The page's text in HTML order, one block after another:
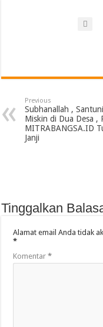
Previous
Subhanallah ,
Miskin di Dua Desa ,
MITRABANGSA.ID
Janji
Tinggalkan
Alamat email Anda tidak
*
Komentar*